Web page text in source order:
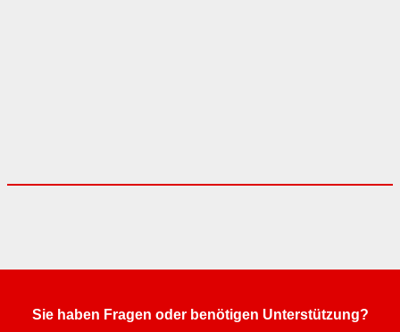
Sie haben Fragen oder benötigen Unterstützung?